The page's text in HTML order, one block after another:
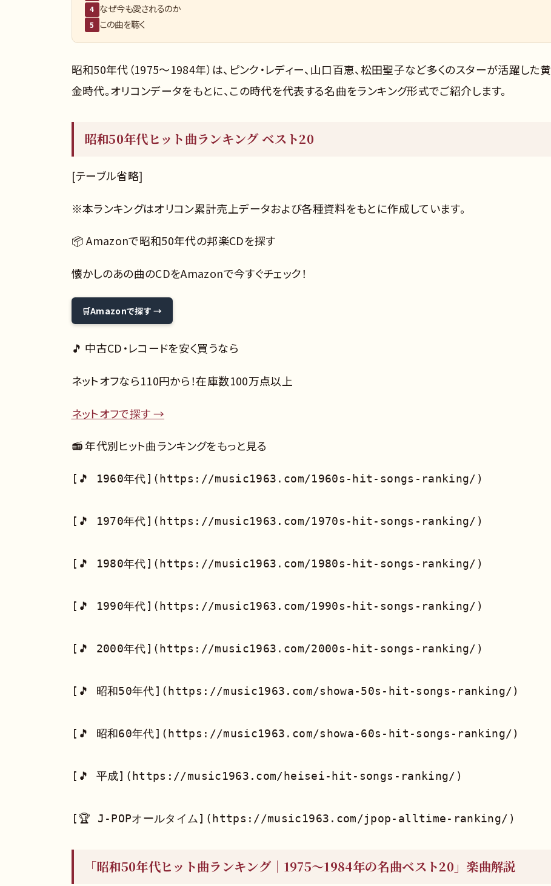
4 なぜ今も愛されるのか
5 この曲を聴く
昭和50年代（1975〜1984年）は、ピンク・レディー、山口百恵、松田聖子など多くのスターが活躍した黄
金時代。オリコンデータをもとに、この時代を代表する名曲をランキング形式でご紹介します。
昭和50年代ヒット曲ランキング ベスト20
[テーブル省略]
※本ランキングはオリコン累計売上データおよび各種資料をもとに作成しています。
📦 Amazonで昭和50年代の邦楽CDを探す
懐かしのあの曲のCDをAmazonで今すぐチェック！
Amazonで探す →
🎵 中古CD・レコードを安く買うなら
ネットオフなら110円から！在庫数100万点以上
ネットオフで探す →
📻 年代別ヒット曲ランキングをもっと見る
[🎵 1960年代](https://music1963.com/1960s-hit-songs-ranking/)
[🎵 1970年代](https://music1963.com/1970s-hit-songs-ranking/)
[🎵 1980年代](https://music1963.com/1980s-hit-songs-ranking/)
[🎵 1990年代](https://music1963.com/1990s-hit-songs-ranking/)
[🎵 2000年代](https://music1963.com/2000s-hit-songs-ranking/)
[🎵 昭和50年代](https://music1963.com/showa-50s-hit-songs-ranking/)
[🎵 昭和60年代](https://music1963.com/showa-60s-hit-songs-ranking/)
[🎵 平成](https://music1963.com/heisei-hit-songs-ranking/)
「昭和50年代ヒット曲ランキング｜1975〜1984年の名曲ベスト20」楽曲解説